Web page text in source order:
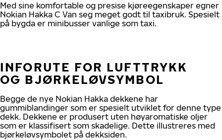
Med sine komfortable og presise kjøreegenskaper egner
Nokian Hakka C Van seg meget godt til taxibruk. Spesielt
på bygda er minibusser vanlige som taxi.
INFORUTE FOR LUFTTRYKK
OG BJØRKELØVSYMBOL
Begge de nye Nokian Hakka dekkene har
gummiblandinger som er spesielt utviklet for denne type
dekk. Dekkene er produsert uten høyaromatiske oljer
som er klassifisert som skadelige. Dette illustreres med
bjørkeløvsymbolet på dekksiden.